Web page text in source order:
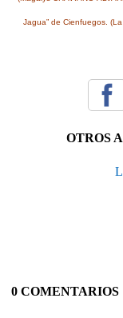
Jagua” de Cienfuegos.
OTROS
0 COMENTARIOS